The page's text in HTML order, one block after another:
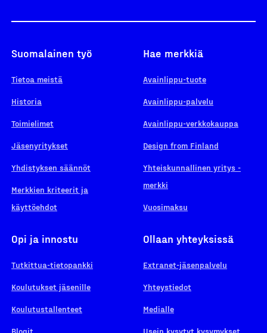
Suomalainen työ
Tietoa meistä
Historia
Toimielimet
Jäsenyritykset
Yhdistyksen säännöt
Merkkien kriteerit ja
käyttöehdot
Hae merkkiä
Avainlippu-tuote
Avainlippu-palvelu
Avainlippu-verkkokauppa
Design from Finland
Yhteiskunnallinen yritys -
merkki
Vuosimaksu
Opi ja innostu
Tutkittua-tietopankki
Koulutukset jäsenille
Koulutustallenteet
Blogit
Ollaan yhteyksissä
Extranet-jäsenpalvelu
Yhteystiedot
Medialle
Usein kysytyt kysymykset